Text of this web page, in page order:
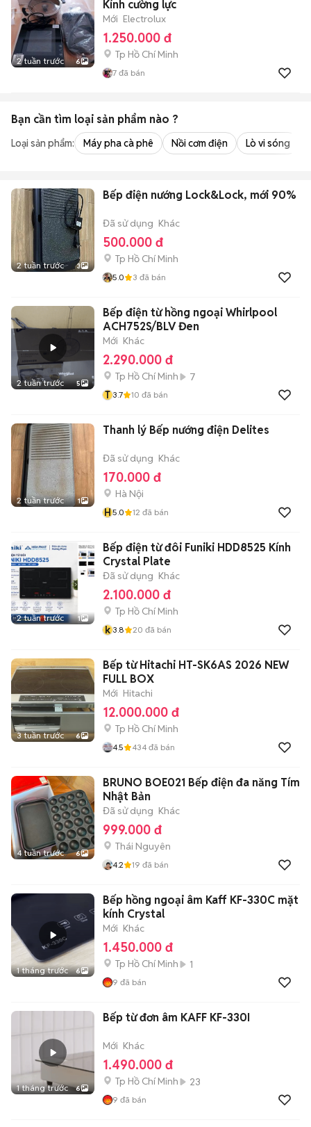
2 tuần trước 6
Kính cường lực
Mới Electrolux
1.250.000 đ
Tp Hồ Chí Minh
7 đã bán
Bạn cần tìm loại sản phẩm nào ?
Loại sản phẩm: Máy pha cà phê Nồi cơm điện Lò vi sóng
2 tuần trước 3
Bếp điện nướng Lock&Lock, mới 90%
Đã sử dụng Khác
500.000 đ
Tp Hồ Chí Minh
5.0 3 đã bán
2 tuần trước 5
Bếp điện từ hồng ngoại Whirlpool
ACH752S/BLV Đen
Mới Khác
2.290.000 đ
Tp Hồ Chí Minh
7
T 3.7 10 đã bán
2 tuần trước 1
Thanh lý Bếp nướng điện Delites
Đã sử dụng Khác
170.000 đ
Hà Nội
H5.0 12 đã bán
2 tuần trước 1
Bếp điện từ đôi Funiki HDD8525 Kính
Crystal Plate
Đã sử dụng Khác
2.100.000 đ
Tp Hồ Chí Minh
k 3.8 20 đã bán
3 tuần trước 6
Bếp từ Hitachi HT-SK6AS 2026 NEW
FULL BOX
Mới Hitachi
12.000.000 đ
Tp Hồ Chí Minh
4.5 434 đã bán
4 tuần trước 6
BRUNO BOE021 Bếp điện đa năng Tím
Nhật Bản
Đã sử dụng Khác
999.000 đ
Thái Nguyên
4.2 19 đã bán
1 tháng trước 6
Bếp hồng ngoại âm Kaff KF-330C mặt
kính Crystal
Mới Khác
1.450.000 đ
Tp Hồ Chí Minh 1
9 đã bán
1 tháng trước 6
Bếp từ đơn âm KAFF KF-330I
Mới Khác
1.490.000 đ
Tp Hồ Chí Minh 23
9 đã bán